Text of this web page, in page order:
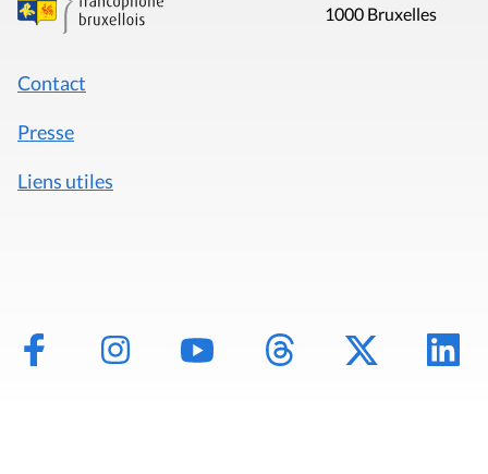
1000 Bruxelles
Contact
Presse
Liens utiles